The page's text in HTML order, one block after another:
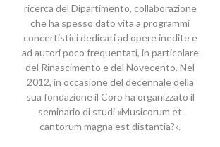
ricerca del Dipartimento, collaborazione
che ha spesso dato vita a programmi
concertistici dedicati ad opere inedite e
ad autori poco frequentati, in particolare
del Rinascimento e del Novecento. Nel
2012, in occasione del decennale della
sua fondazione il Coro ha organizzato il
seminario di studi «Musicorum et
cantorum magna est distantia?».